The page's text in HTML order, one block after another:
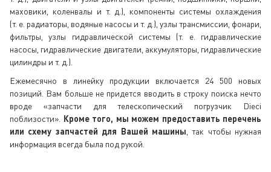
маховики, коленвалы и т. д.), компоненты системы охлаждения
(т. е. радиаторы, водяные насосы и т. д.), узлы трансмиссии, фонари,
фильтры, узлы гидравлической системы (т. е. гидравлические
насосы, гидравлические двигатели, аккумуляторы, гидравлические
цилиндры и т. д.).
Ежемесячно в линейку продукции включается 24 500 новых
позиций. Вам больше не придется вводить в строку поиска нечто
вроде «запчасти для телескопический погрузчик Dieci
поблизости». Кроме того, мы можем предоставить перечень
или схему запчастей для Вашей машины , так чтобы нужная
информация всегда была под рукой.